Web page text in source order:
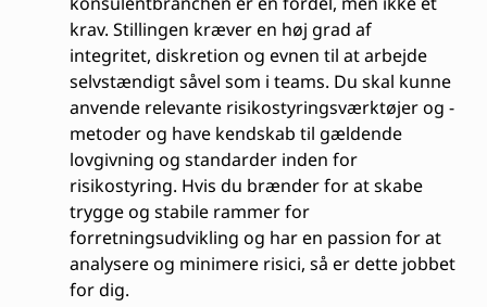
krav. Stillingen kræver en høj grad af
integritet, diskretion og evnen til at arbejde
selvstændigt såvel som i teams. Du skal kunne
anvende relevante risikostyringsværktøjer og -
metoder og have kendskab til gældende
lovgivning og standarder inden for
risikostyring. Hvis du brænder for at skabe
trygge og stabile rammer for
forretningsudvikling og har en passion for at
analysere og minimere risici, så er dette jobbet
for dig.